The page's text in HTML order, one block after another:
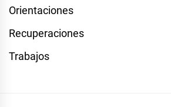
Orientaciones
Recuperaciones
Trabajos